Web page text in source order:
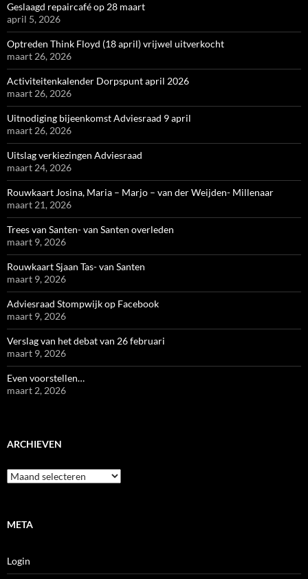
Geslaagd repaircafé op 28 maart
april 5, 2026
Optreden Think Floyd (18 april) vrijwel uitverkocht
maart 26, 2026
Activiteitenkalender Dorpspunt april 2026
maart 26, 2026
Uitnodiging bijeenkomst Adviesraad 9 april
maart 26, 2026
Uitslag verkiezingen Adviesraad
maart 24, 2026
Rouwkaart Josina, Maria – Marjo – van der Weijden- Millenaar
maart 21, 2026
Trees van Santen- van Santen overleden
maart 9, 2026
Rouwkaart Sjaan Tas- van Santen
maart 9, 2026
Adviesraad Stompwijk op Facebook
maart 9, 2026
Verslag van het debat van 26 februari
maart 9, 2026
Even voorstellen…
maart 2, 2026
ARCHIEVEN
Archieven
META
Login